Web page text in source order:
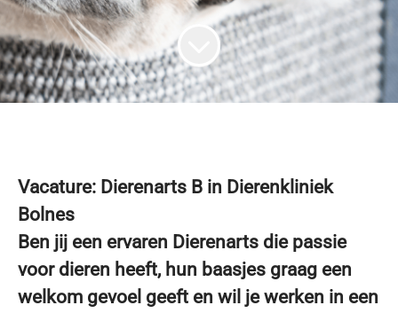
Vacature: Dierenarts B in Dierenkliniek
Bolnes
Ben jij een ervaren Dierenarts die passie
voor dieren heeft, hun baasjes graag een
welkom gevoel geeft en wil je werken in een